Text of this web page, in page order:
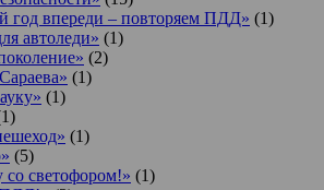
год впереди – повторяем ПДД» (1)
автоледи» (1)
(2)
(1)
(1)
(1)
(5)
светофором!» (1)